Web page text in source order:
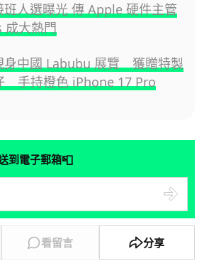
人選曝光 傳 Apple 硬件主管
成大熱門
身中國 Labubu 展覽 獲贈特製
手持橙色 iPhone 17 Pro
到電子郵箱📮
看留言 分享